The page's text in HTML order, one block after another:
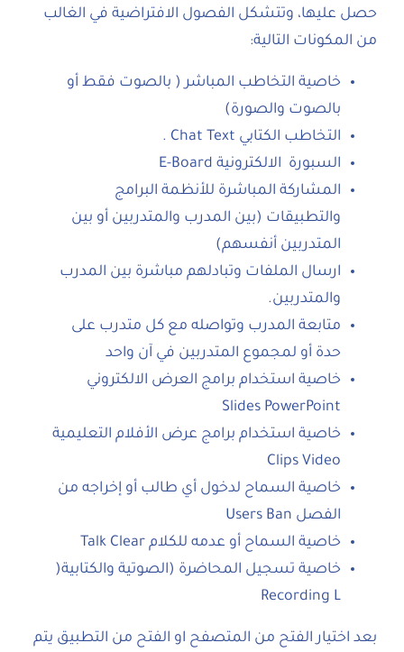
حصل عليها، وتتشكل الفصول الافتراضية في الغالب
من المكونات التالية:
خاصية التخاطب المباشر ( بالصوت فقط أو
بالصوت والصورة)
التخاطب الكتابي Chat Text .
السبورة الالكترونية E-Board
المشاركة المباشرة للأنظمة البرامج
والتطبيقات (بين المدرب والمتدربين أو بين
المتدربين أنفسهم)
ارسال الملفات وتبادلهم مباشرة بين المدرب
والمتدربين.
متابعة المدرب وتواصله مع كل متدرب على
حدة أو لمجموع المتدربين في آن واحد
خاصية استخدام برامج العرض الالكتروني
Slides PowerPoint
خاصية استخدام برامج عرض الأفلام التعليمية
Clips Video
خاصية السماح لدخول أي طالب أو إخراجه من
الفصل Users Ban
خاصية السماح أو عدمه للكلام Talk Clear
خاصية تسجيل المحاضرة (الصوتية والكتابية(
Recording L
بعد اختيار الفتح من المتصفح او الفتح من التطبيق يتم